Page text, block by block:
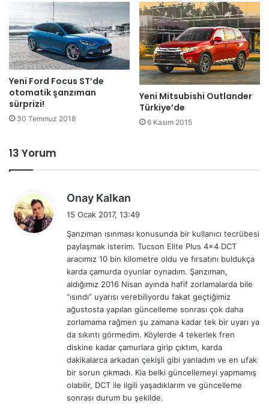
Yeni Ford Focus ST’de
otomatik şanzıman
sürprizi!
30 Temmuz 2018
Yeni Mitsubishi Outlander
Türkiye’de
6 Kasım 2015
13 Yorum
Onay Kalkan
i
k
i
15 Ocak 2017, 13:49
Şanzıman ısınması konusunda bir kullanıcı tecrübesi
paylaşmak isterim. Tucson Elite Plus 4×4 DCT
aracımız 10 bin kilometre oldu ve fırsatını buldukça
karda çamurda oyunlar oynadım. Şanzıman,
aldığımız 2016 Nisan ayında hafif zorlamalarda bile
“ısındı” uyarısı verebiliyordu fakat geçtiğimiz
ağustosta yapılan güncelleme sonrası çok daha
zorlamama rağmen şu zamana kadar tek bir uyarı ya
da sıkıntı görmedim. Köylerde 4 tekerlek fren
diskine kadar çamurlara girip çıktım, karda
dakikalarca arkadan çekişli gibi yanladım ve en ufak
bir sorun çıkmadı. Kia belki güncellemeyi yapmamış
olabilir, DCT ile ilgili yaşadıklarım ve güncelleme
sonrası durum bu şekilde.